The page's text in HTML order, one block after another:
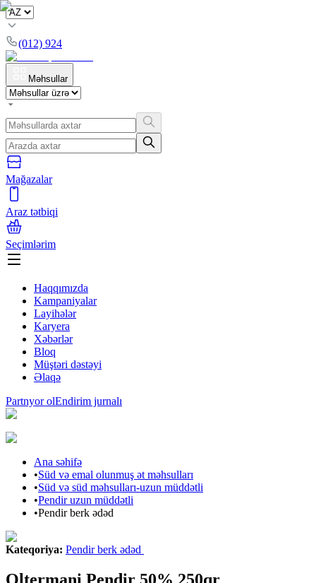
(012) 924
Məhsullar
Mağazalar
Araz tətbiqi
Seçimlərim
Haqqımızda
Kampaniyalar
Layihələr
Karyera
Xəbərlər
Bloq
Müştəri dəstəyi
Əlaqə
Partnyor olEndirim jurnalı
Ana səhifə
•Süd və emal olunmuş ət məhsulları
•Süd və süd məhsulları-uzun müddətli
•Pendir uzun müddətli
•Pendir berk ədəd
Kateqoriya: Pendir berk ədəd